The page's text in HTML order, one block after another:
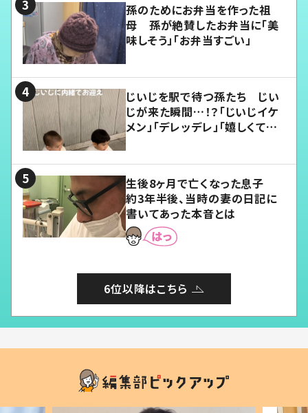
孫のためにお弁当を作った祖
母 孫が絶賛したお弁当に「美
味しそう」「お弁当すごい」
じいじを駅で待つ孫たち じい
じが来た瞬間…！？「じいじイケ
メン」「デレッデレ」「嬉しくて可
生後8ヶ月で亡くなった息子
約3年半後、当時の妻の日記に
書いてあった本音とは
6位以降はこちら